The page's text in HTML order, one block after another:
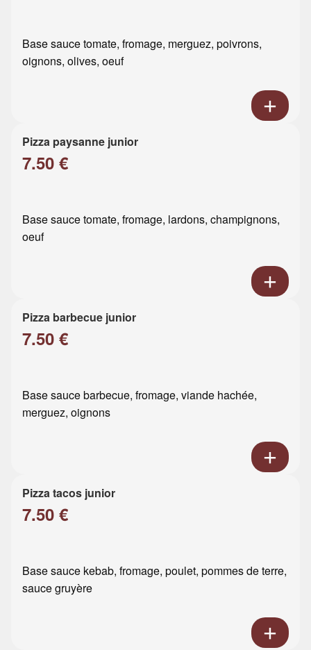
Base sauce tomate, fromage, merguez, poivrons,
oignons, olives, oeuf
Pizza paysanne junior
7.50 €
Base sauce tomate, fromage, lardons, champignons,
oeuf
Pizza barbecue junior
7.50 €
Base sauce barbecue, fromage, viande hachée,
merguez, oignons
Pizza tacos junior
7.50 €
Base sauce kebab, fromage, poulet, pommes de terre,
sauce gruyère